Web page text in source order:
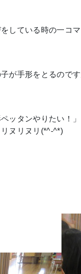
している時の一コ
が手形をとるので
ペッタンやりたい！
ヌリヌリ(*^-^*)